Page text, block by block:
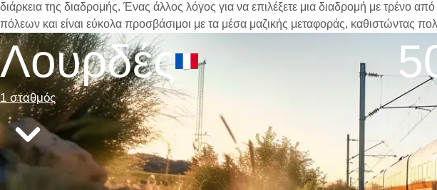
διάρκεια της διαδρομής. Ένας άλλος λόγος για να επιλέξετε μια διαδρομή με τρένο
πόλεων και είναι εύκολα προσβάσιμοι με τα μέσα μαζικής μεταφοράς, καθιστώντας
Λουρδές
1 σταθμός